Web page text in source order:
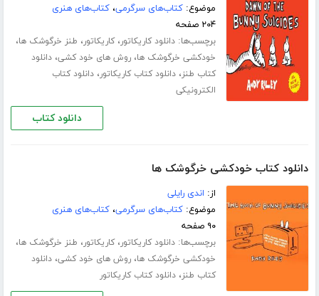
موضوع:کتاب‌های سرگرمی،کتاب‌های هنری
۲۰۴ صفحه
برچسب‌ها:دانلود کاریکاتور،کاریکاتور، طنز خرگوشک ها،
خودکشی خرگوشک ها،روش های خود کشی،دانلود
کتاب طنز،دانلود کتاب کاریکاتور،دانلود کتاب
الکترونیکی
دانلود کتاب
دانلود کتاب خودکشی خرگوشک ها
از: اندی رایلی
موضوع:کتاب‌های سرگرمی،کتاب‌های هنری
۹۰ صفحه
برچسب‌ها:دانلود کاریکاتور،کاریکاتور، طنز خرگوشک ها،
خودکشی خرگوشک ها،روش های خود کشی،دانلود
کتاب طنز،دانلود کتاب کاریکاتور